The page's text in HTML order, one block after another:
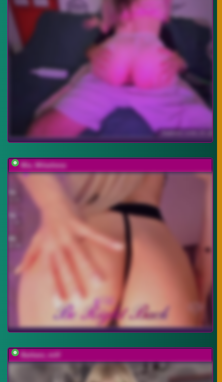
Mia_Milasheva
Barbara_milf